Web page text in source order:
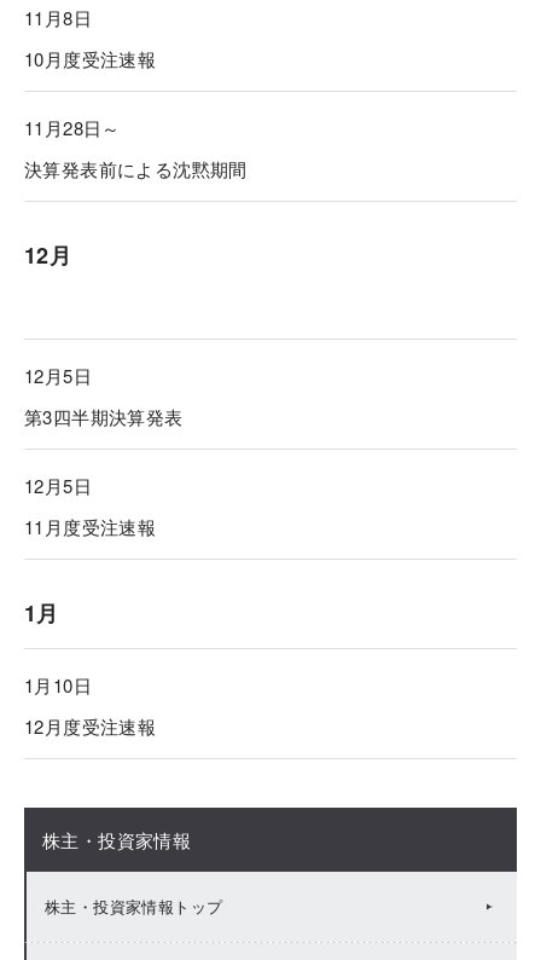
11月8日
10月度受注速報
11月28日～
決算発表前による沈黙期間
12月
12月5日
第3四半期決算発表
12月5日
11月度受注速報
1月
1月10日
12月度受注速報
株主・投資家情報
株主・投資家情報トップ